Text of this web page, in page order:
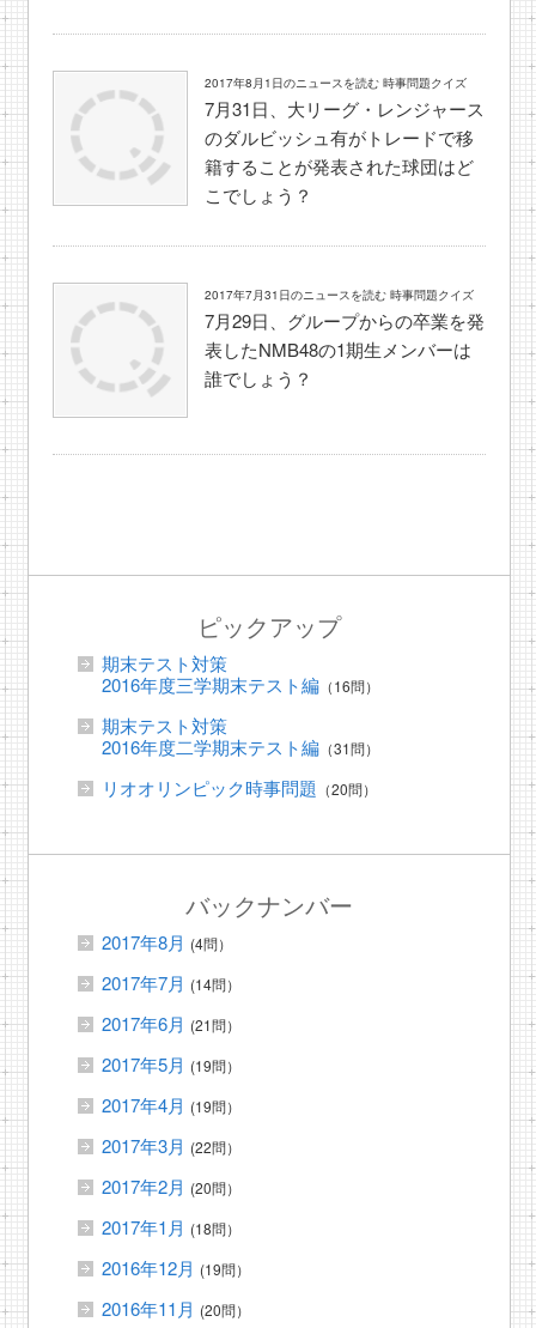
2017年8月1日のニュースを読む 時事問題クイズ
7月31日、大リーグ・レンジャース
のダルビッシュ有がトレードで移
籍することが発表された球団はど
こでしょう？
2017年7月31日のニュースを読む 時事問題クイズ
7月29日、グループからの卒業を発
表したNMB48の1期生メンバーは
誰でしょう？
ピックアップ
期末テスト対策
2016年度三学期末テスト編（16問）
期末テスト対策
2016年度二学期末テスト編（31問）
リオオリンピック時事問題 （20問）
バックナンバー
2017年8月 (4問）
2017年7月 (14問）
2017年6月 (21問）
2017年5月 (19問）
2017年4月 (19問）
2017年3月 (22問）
2017年2月 (20問）
2017年1月 (18問）
2016年12月 (19問）
2016年11月 (20問）